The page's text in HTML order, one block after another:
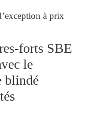
à prix
forts SBE
le
blindé